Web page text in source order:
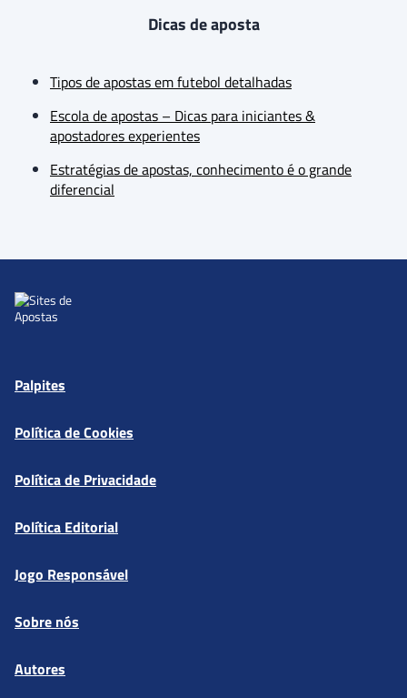
Dicas de aposta
Tipos de apostas em futebol detalhadas
Escola de apostas – Dicas para iniciantes &
apostadores experientes
Estratégias de apostas, conhecimento é o grande
diferencial
Palpites
Política de Cookies
Política de Privacidade
Política Editorial
Jogo Responsável
Sobre nós
Autores